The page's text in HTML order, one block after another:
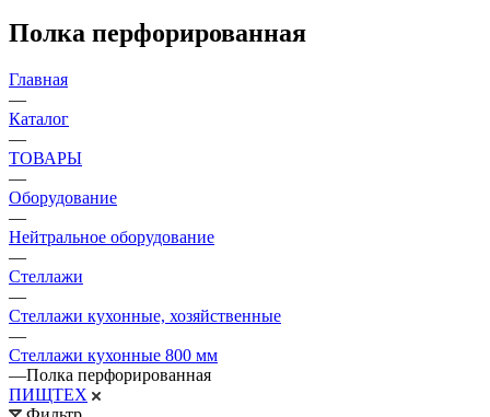
Полка перфорированная
Главная
—
Каталог
—
ТОВАРЫ
—
Оборудование
—
Нейтральное оборудование
—
Стеллажи
—
Стеллажи кухонные, хозяйственные
—
Стеллажи кухонные 800 мм
—Полка перфорированная
ПИЩТЕХ